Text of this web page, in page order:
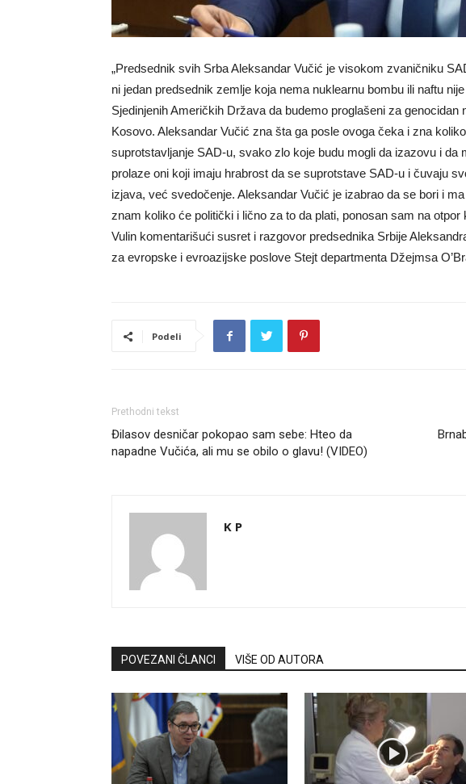
„Predsednik svih Srba Aleksandar Vučić je visokom zvaničniku
ni jedan predsednik zemlje koja nema nuklearnu bombu ili naftu
Sjedinjenih Američkih Država da budemo proglašeni za
Kosovo. Aleksandar Vučić zna šta ga posle ovoga čeka i zna
suprotstavljanje SAD-u, svako zlo koje budu mogli da izazovu i
prolaze oni koji imaju hrabrost da se suprotstave SAD-u i čuvaju
izjava, već svedočenje. Aleksandar Vučić je izabrao da se bori i
znam koliko će politički i lično za to da plati, ponosan sam na otpor
Vulin komentarišući susret i razgovor predsednika Srbije
za evropske i evroazijske poslove Stejt departmenta Džejmsa
Podeli
Prethodni tekst
Đilasov desničar pokopao sam sebe: Hteo da
napadne Vučića, ali mu se obilo o glavu! (VIDEO)
K P
POVEZANI ČLANCI VIŠE OD AUTORA